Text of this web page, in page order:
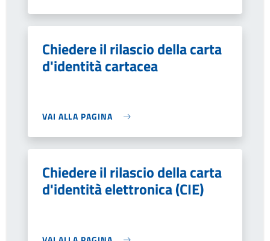
Chiedere il rilascio della carta
d'identità cartacea
VAI ALLA PAGINA
Chiedere il rilascio della carta
d'identità elettronica (CIE)